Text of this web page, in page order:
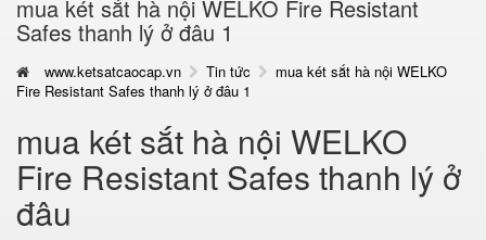
mua két sắt hà nội WELKO Fire Resistant
Safes thanh lý ở đâu 1
www.ketsatcaocap.vn Tin tức
mua két sắt hà nội WELKO
Fire Resistant Safes thanh lý ở đâu 1
mua két sắt hà nội WELKO
Fire Resistant Safes thanh lý ở
đâu